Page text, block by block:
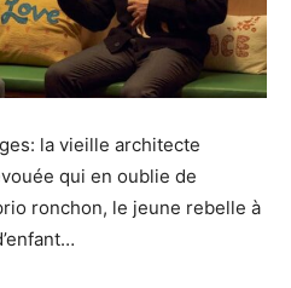
la vieille architecte
qui en oublie de
ronchon, le jeune rebelle à